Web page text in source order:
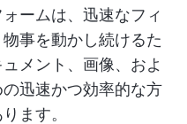
ームは、迅速なフィ
事を動かし続けるた
メント、画像、およ
迅速かつ効率的な方
ます。